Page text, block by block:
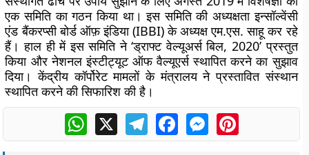
एक समिति का गठन किया था। इस समिति की अध्यक्षता इन्सॉल्वेंसी
एंड बैंकरप्सी बोर्ड ऑफ़ इंडिया (IBBI) के अध्यक्ष एम.एस. साहू कर रहे
हैं। हाल ही में इस समिति ने ‘ड्राफ्ट वेल्यूअर्स बिल, 2020’ प्रस्तुत
किया और नेशनल इंस्टीट्यूट ऑफ वैल्यूएर्स स्थापित करने का सुझाव
दिया। केंद्रीय कॉर्पोरेट मामलों के मंत्रालय ने प्रस्तावित संस्थान
स्थापित करने की सिफारिश की है।
WhatsApp
X TelegramFacebookMessengerPinterest